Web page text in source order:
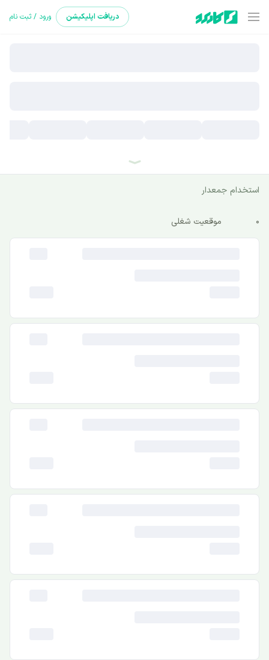
دریافت اپلیکیشن ورود / ثبت نام
استخدام جمعدار
0 موقعیت شغلی